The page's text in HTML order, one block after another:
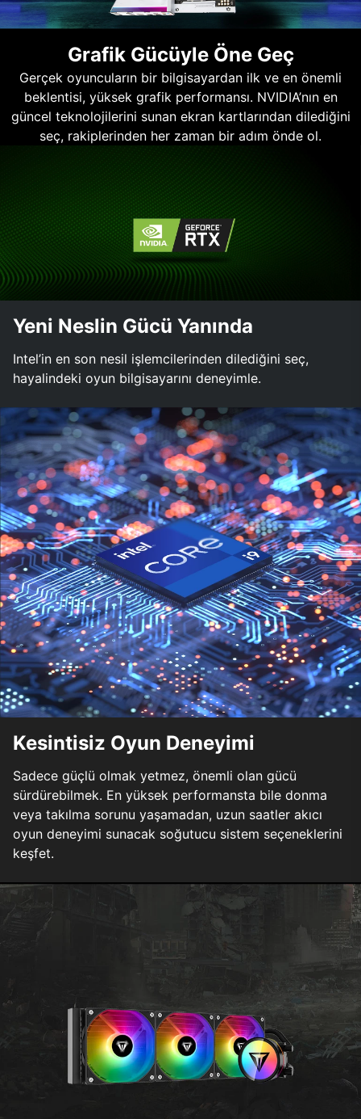
Grafik Gücüyle Öne Geç
Gerçek oyuncuların bir bilgisayardan ilk ve en önemli
beklentisi, yüksek grafik performansı. NVIDIA’nın en
güncel teknolojilerini sunan ekran kartlarından dilediğini
seç, rakiplerinden her zaman bir adım önde ol.
Yeni Neslin Gücü Yanında
Intel’in en son nesil işlemcilerinden dilediğini seç,
hayalindeki oyun bilgisayarını deneyimle.
Kesintisiz Oyun Deneyimi
Sadece güçlü olmak yetmez, önemli olan gücü
sürdürebilmek. En yüksek performansta bile donma
veya takılma sorunu yaşamadan, uzun saatler akıcı
oyun deneyimi sunacak soğutucu sistem seçeneklerini
keşfet.